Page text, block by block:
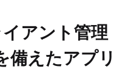
アント管理
備えたアプリ